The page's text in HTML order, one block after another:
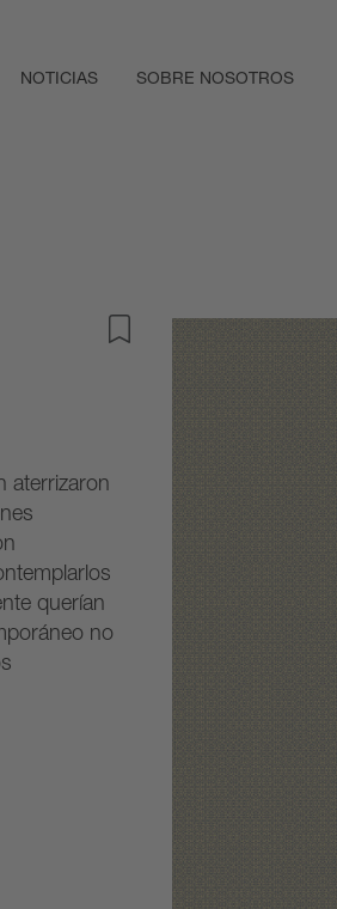
NOTICIAS SOBRE NOSOTROS
aterrizaron
querían
no